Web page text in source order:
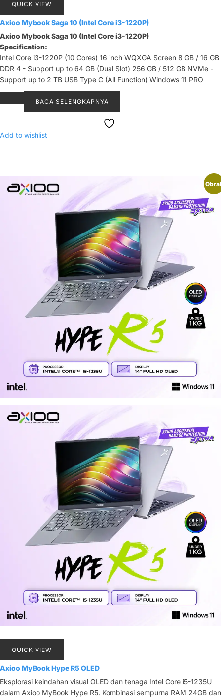
QUICK VIEW
Axioo Mybook Saga 10 (Intel Core i3-1220P)
Axioo Mybook Saga 10 (Intel Core i3-1220P)
Specification:
Intel Core i3-1220P (10 Cores) 16 inch WQXGA Screen 8 GB / 16 GB
DDR 4 - Support up to 64 GB (Dual Slot) 256 GB / 512 GB NVMe -
Support up to 2 TB USB Type C (All Function) Windows 11 PRO
BACA SELENGKAPNYA
Add to wishlist
QUICK VIEW
Axioo MyBook Hype R5 OLED
Eksplorasi keindahan visual OLED dan tenaga Intel Core i5-1235U
dalam Axioo MyBook Hype R5. Kombinasi sempurna RAM 24GB dan